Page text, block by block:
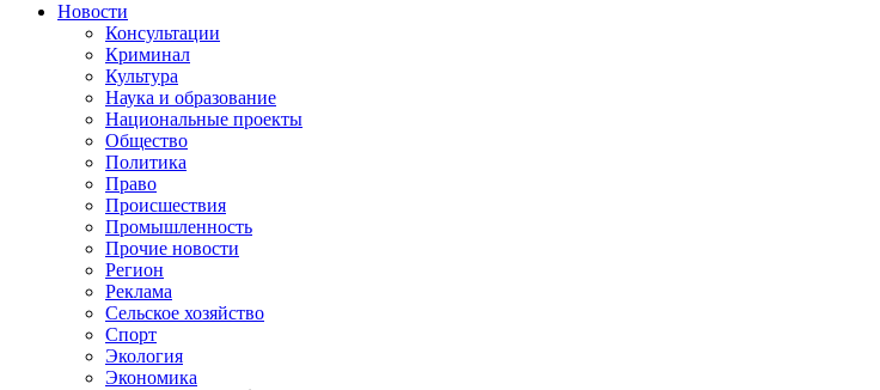
Новости
Консультации
Криминал
Культура
Наука и образование
Национальные проекты
Общество
Политика
Право
Происшествия
Промышленность
Прочие новости
Регион
Реклама
Сельское хозяйство
Спорт
Экология
Экономика